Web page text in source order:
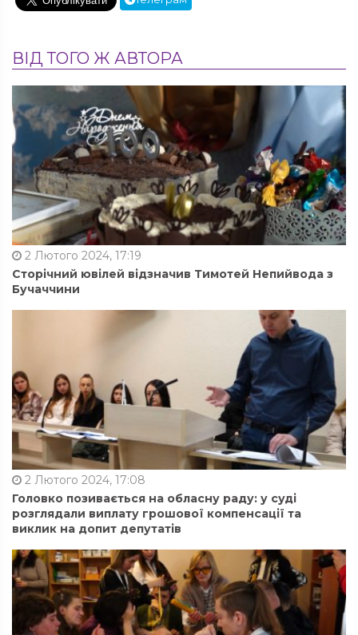
ВІД ТОГО Ж АВТОРА
2 Лютого 2024, 17:19
Сторічний ювілей відзначив Тимотей Непийвода з
Бучаччини
2 Лютого 2024, 17:08
Головко позивається на обласну раду: у суді
розглядали виплату грошової компенсації та
виклик на допит депутатів